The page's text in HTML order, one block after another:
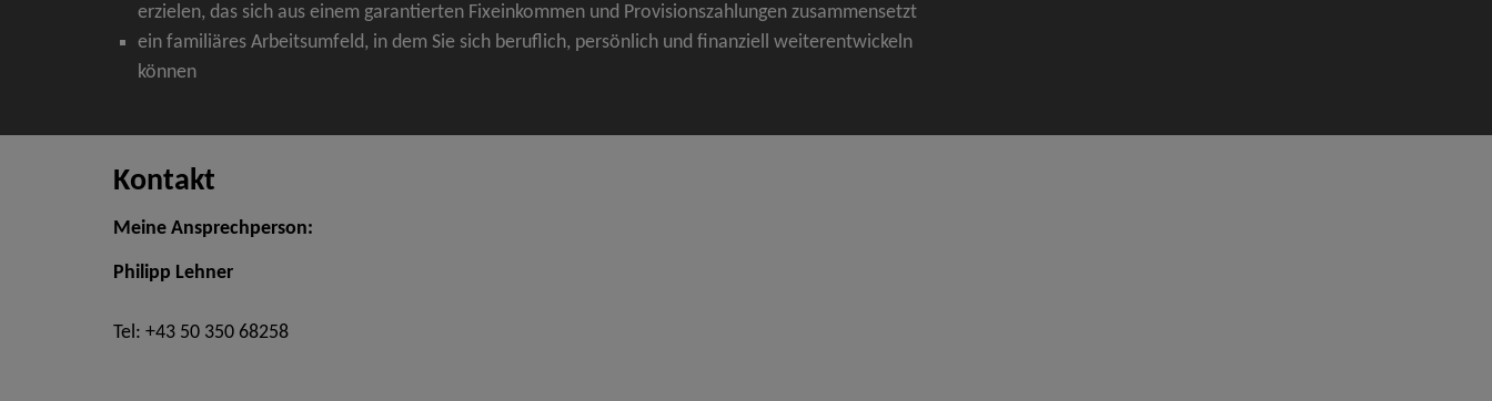
erzielen, das sich aus einem garantierten Fixeinkommen und Provisionszahlungen zusammensetzt
ein familiäres Arbeitsumfeld, in dem Sie sich beruflich, persönlich und finanziell weiterentwickeln
können
Kontakt
Meine Ansprechperson:
Philipp Lehner
Tel: +43 50 350 68258